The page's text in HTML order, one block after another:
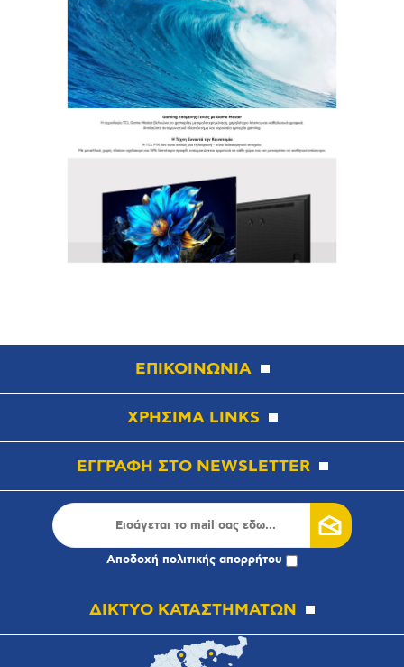
ΕΠΙΚΟΙΝΩΝΙΑ
ΧΡΗΣΙΜΑ LINKS
ΕΓΓΡΑΦΗ ΣΤΟ NEWSLETTER
Αποδοχή πολιτικής απορρήτου
ΔΙΚΤΥΟ ΚΑΤΑΣΤΗΜΑΤΩΝ